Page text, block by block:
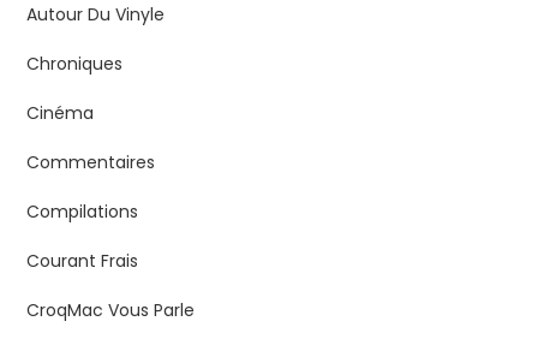
Autour Du Vinyle
Chroniques
Cinéma
Commentaires
Compilations
Courant Frais
CroqMac Vous Parle